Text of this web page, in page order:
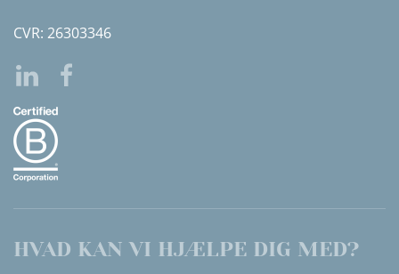
CVR: 26303346
HVAD KAN VI HJÆLPE DIG MED?